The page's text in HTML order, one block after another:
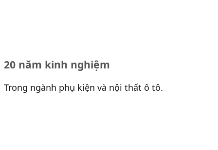
20 năm kinh nghiệm
Trong ngành phụ kiện và nội thất ô tô.